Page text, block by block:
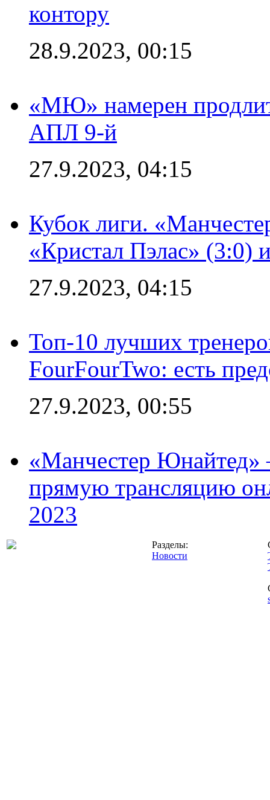
контору
28.9.2023, 00:15
«МЮ» намерен
АПЛ 9-й
27.9.2023, 04:15
Кубок лиги.
«Кристал Пэлас» (3:0)
27.9.2023, 04:15
Топ-10 лучших
FourFourTwo: есть
27.9.2023, 00:55
«Манчестер Юнайтед»
прямую трансляцию
2023
Разделы:
Новости